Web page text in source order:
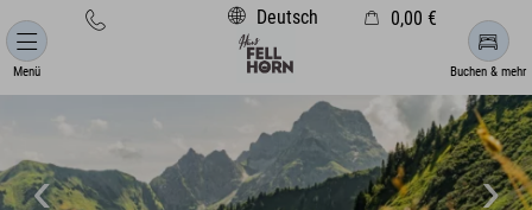
Menü Buchen & mehr
Deutsch 0,00 €
Warenkorb ist leer